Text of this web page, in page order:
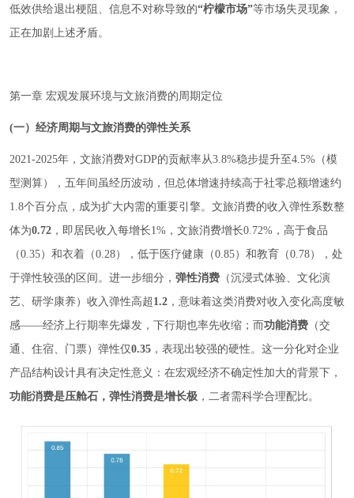
低效供给退出梗阻、信息不对称导致的“柠檬市场”等市场失灵现象，
正在加剧上述矛盾。
第一章 宏观发展环境与文旅消费的周期定位
(一）经济周期与文旅消费的弹性关系
2021-2025年，文旅消费对GDP的贡献率从3.8%稳步提升至4.5%（模
型测算），五年间虽经历波动，但总体增速持续高于社零总额增速约
1.8个百分点，成为扩大内需的重要引擎。文旅消费的收入弹性系数整
体为0.72 ，即居民收入每增长1%，文旅消费增长0.72%，高于食品
（0.35）和衣着（0.28），低于医疗健康（0.85）和教育（0.78），处
于弹性较强的区间。进一步细分， 弹性消费 （沉浸式体验、文化演
艺、研学康养）收入弹性高超 1.2 ，意味着这类消费对收入变化高度敏
感——经济上行期率先爆发，下行期也率先收缩；而功能消费 （交
通、住宿、门票）弹性仅0.35 ，表现出较强的硬性。这一分化对企业
产品结构设计具有决定性意义：在宏观经济不确定性加大的背景下，
功能消费是压舱石，弹性消费是增长极 ，二者需科学合理配比。